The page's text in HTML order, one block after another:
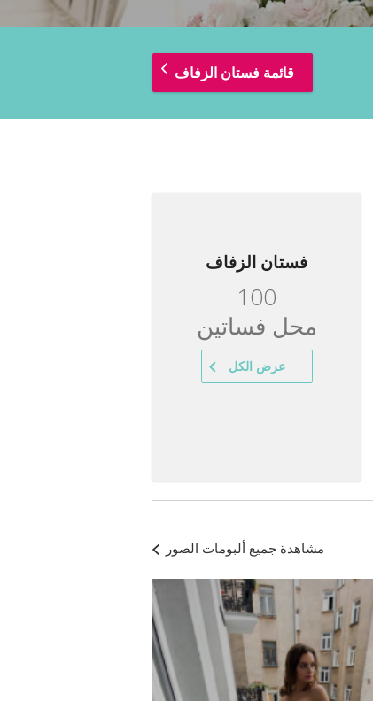
قائمة فستان الزفاف
فستان الزفاف
100
محل فساتين
عرض الكل
مشاهدة جميع ألبومات الصور